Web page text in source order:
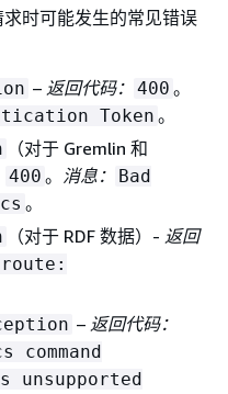
时可能发生的常见错误
– 返回代码： 400 。
Token 。
（对于 Gremlin 和
400 。 消息：
Bad
。
（对于 RDF 数据）- 返回
route:
– 返回代码：
unsupported